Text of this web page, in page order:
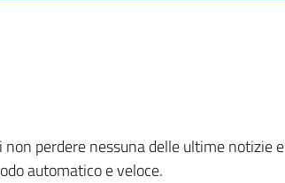
non perdere nessuna delle ultime notizie e
automatico e veloce.